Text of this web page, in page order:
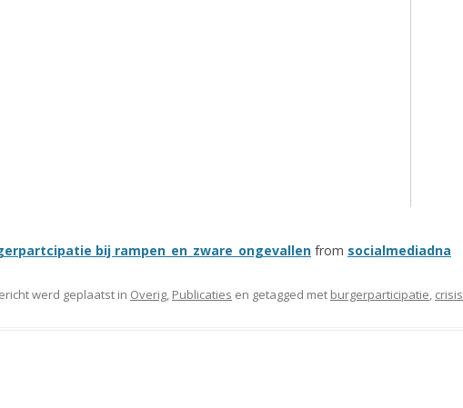
bij rampen_en_zware_ongevallen from socialmediadna
werd geplaatst in Overig, Publicaties en getagged met burgerparticipatie, crisis